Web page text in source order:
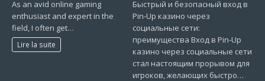
As an avid online gaming
enthusiast and expert in the
field, I often get…
Lire la suite
Быстрый и безопасный вход в
Pin-Up казино через
социальные сети:
преимущества Вход в Pin-Up
казино через социальные сети
стал настоящим прорывом для
игроков, желающих быстро…